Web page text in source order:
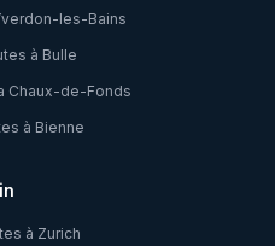
les-Bains
à Bulle
Chaux-de-Fonds
à Bienne
à Zurich